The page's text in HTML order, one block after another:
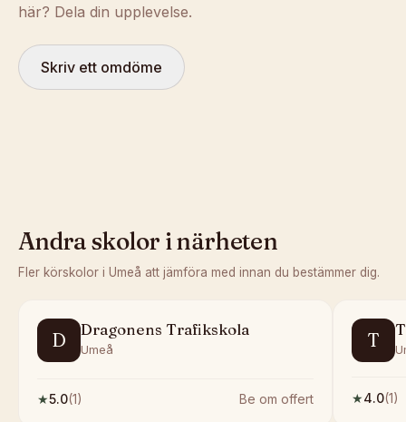
här? Dela din upplevelse.
Skriv ett omdöme
Andra skolor i närheten
Fler körskolor i Umeå att jämföra med innan du bestämmer dig.
D Dragonens Trafikskola
Umeå
★5.0(1) Be om offert
T
★4.0(1)